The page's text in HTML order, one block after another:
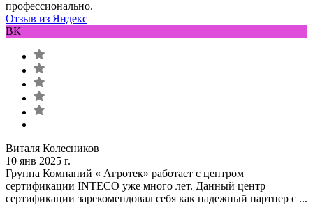
профессионально.
Отзыв из Яндекс
ВК
Виталя Колесников
10 янв 2025 г.
Группа Компаний « Агротек» работает с центром
сертификации INTECO уже много лет. Данный центр
сертификации зарекомендовал себя как надежный партнер с ...